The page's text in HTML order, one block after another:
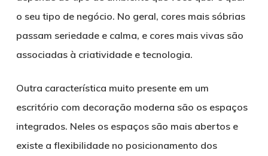
o seu tipo de negócio. No geral, cores mais sóbrias
passam seriedade e calma, e cores mais vivas são
associadas à criatividade e tecnologia.
Outra característica muito presente em um
escritório com decoração moderna são os espaços
integrados. Neles os espaços são mais abertos e
existe a flexibilidade no posicionamento dos